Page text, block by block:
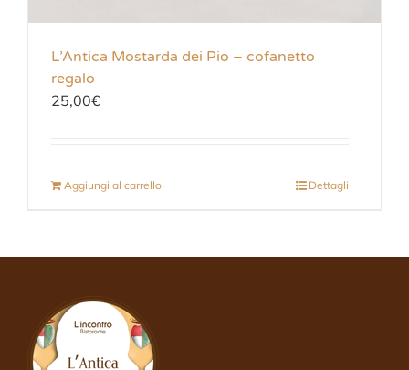
L’Antica Mostarda dei Pio – cofanetto
regalo
25,00€
Aggiungi al carrello Dettagli